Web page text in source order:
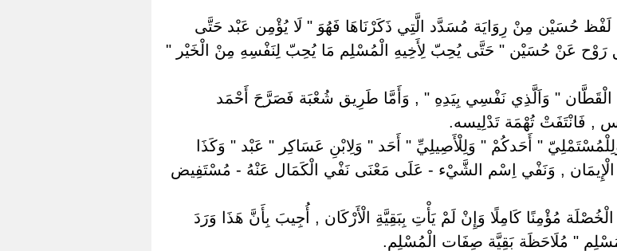
لَفْظ حُسَيْن مِنْ رِوَايَة مُسَدَّد الَّتِي ذَكَرْنَاهَا فَهُوَ " لَا يُؤْمِن عَبْد حَتَّى
رَوْح عَنْ حُسَيْن " حَتَّى يُحِبّ لِأَخِيهِ الْمُسْلِم مَا يُحِبّ لِنَفْسِهِ مِنْ الْخَيْر "
" وَاَلَّذِي نَفْسِي بِيَدِهِ " , وَأَمَّا طَرِيق شُعْبَة فَصَرَّحَ أَحْمَد
, فَانْتَفَتْ تُهْمَة تَدْلِيسه.
" أَحَدكُمْ " وَلِلْأَصِيلِيِّ " أَحَد " وَلِابْنِ عَسَاكِر " عَبْد " وَكَذَا
الْإِيمَان , وَنَفْي اِسْم الشَّيْء - عَلَى مَعْنَى نَفْي الْكَمَال عَنْهُ - مُسْتَفِيض
مُؤْمِنًا كَامِلًا وَإِنْ لَمْ يَأْتِ بِبَقِيَّةِ الْأَرْكَان , أُجِيبَ بِأَنَّ هَذَا وَرَدَ
" مُلَاحَظَة بَقِيَّة صِفَات الْمُسْلِم.